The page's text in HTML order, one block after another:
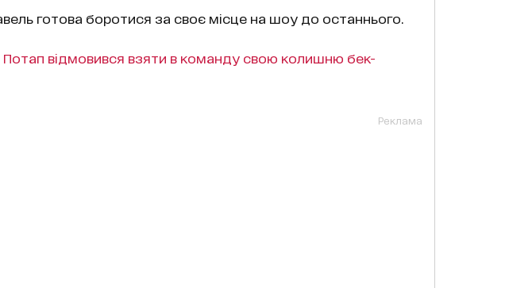
готова боротися за своє місце на шоу до останнього.
Потап відмовився взяти в команду свою колишню бек-
Реклама